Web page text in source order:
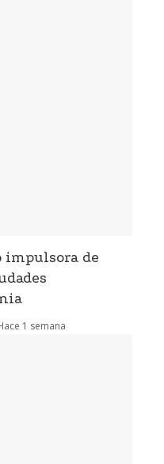
impulsora de
1 semana